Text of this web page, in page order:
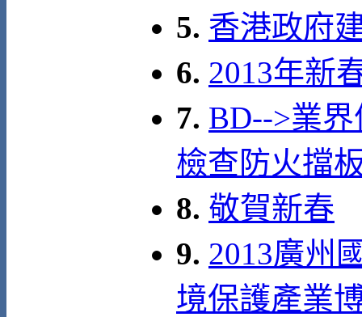
5. 香港政府
6. 2013年新
7. BD-->業
檢查防火擋
8. 敬賀新春
9. 2013廣州
境保護產業